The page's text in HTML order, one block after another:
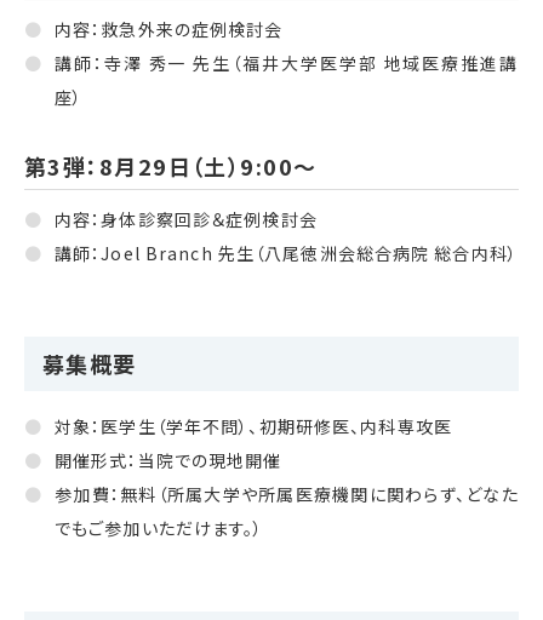
内容：救急外来の症例検討会
講師：寺澤 秀一 先生（福井大学医学部 地域医療推進講
座）
第3弾：8月29日（土）9:00〜
内容：身体診察回診＆症例検討会
講師：Joel Branch 先生（八尾徳洲会総合病院 総合内科）
募集概要
対象：医学生（学年不問）、初期研修医、内科専攻医
開催形式：当院での現地開催
参加費：無料（所属大学や所属医療機関に関わらず、どなた
でもご参加いただけます。）